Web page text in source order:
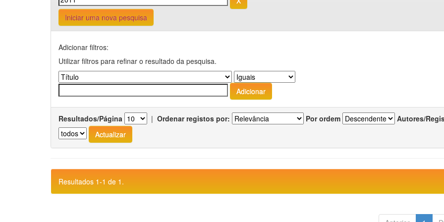
Iniciar uma nova pesquisa
Adicionar filtros:
Utilizar filtros para refinar o resultado da pesquisa.
Resultados/Página | Ordenar registos por: Por ordem Autores/
Resultados 1-1 de 1.